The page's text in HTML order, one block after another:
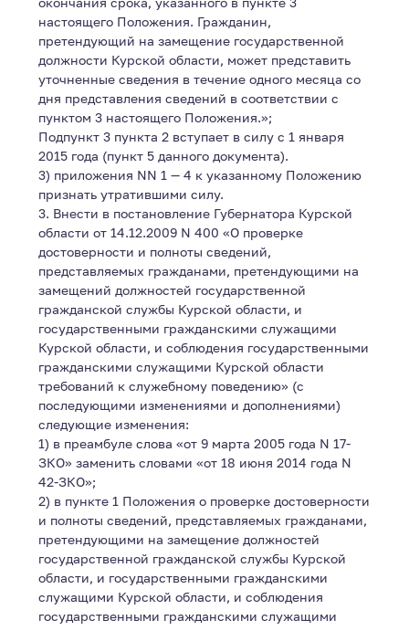
настоящего Положения. Гражданин,
претендующий на замещение государственной
должности Курской области, может представить
уточненные сведения в течение одного месяца со
дня представления сведений в соответствии с
пунктом 3 настоящего Положения.»;
Подпункт 3 пункта 2 вступает в силу с 1 января
2015 года (пункт 5 данного документа).
3) приложения NN 1 — 4 к указанному Положению
признать утратившими силу.
3. Внести в постановление Губернатора Курской
области от 14.12.2009 N 400 «О проверке
достоверности и полноты сведений,
представляемых гражданами, претендующими на
замещений должностей государственной
гражданской службы Курской области, и
государственными гражданскими служащими
Курской области, и соблюдения государственными
гражданскими служащими Курской области
требований к служебному поведению» (с
последующими изменениями и дополнениями)
следующие изменения:
1) в преамбуле слова «от 9 марта 2005 года N 17-
ЗКО» заменить словами «от 18 июня 2014 года N
42-ЗКО»;
2) в пункте 1 Положения о проверке достоверности
и полноты сведений, представляемых гражданами,
претендующими на замещение должностей
государственной гражданской службы Курской
области, и государственными гражданскими
служащими Курской области, и соблюдения
государственными гражданскими служащими